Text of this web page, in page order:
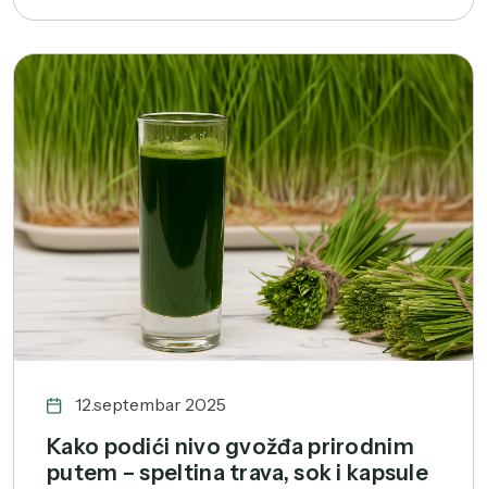
12.septembar 2025
Kako podići nivo gvožđa prirodnim
putem – speltina trava, sok i kapsule